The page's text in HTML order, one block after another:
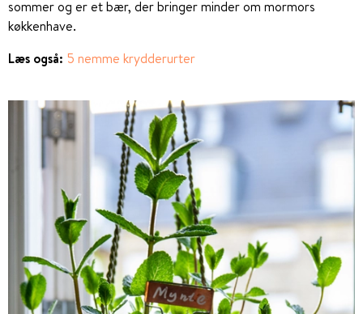
sommer og er et bær, der bringer minder om mormors
køkkenhave.
Læs også: 5 nemme krydderurter